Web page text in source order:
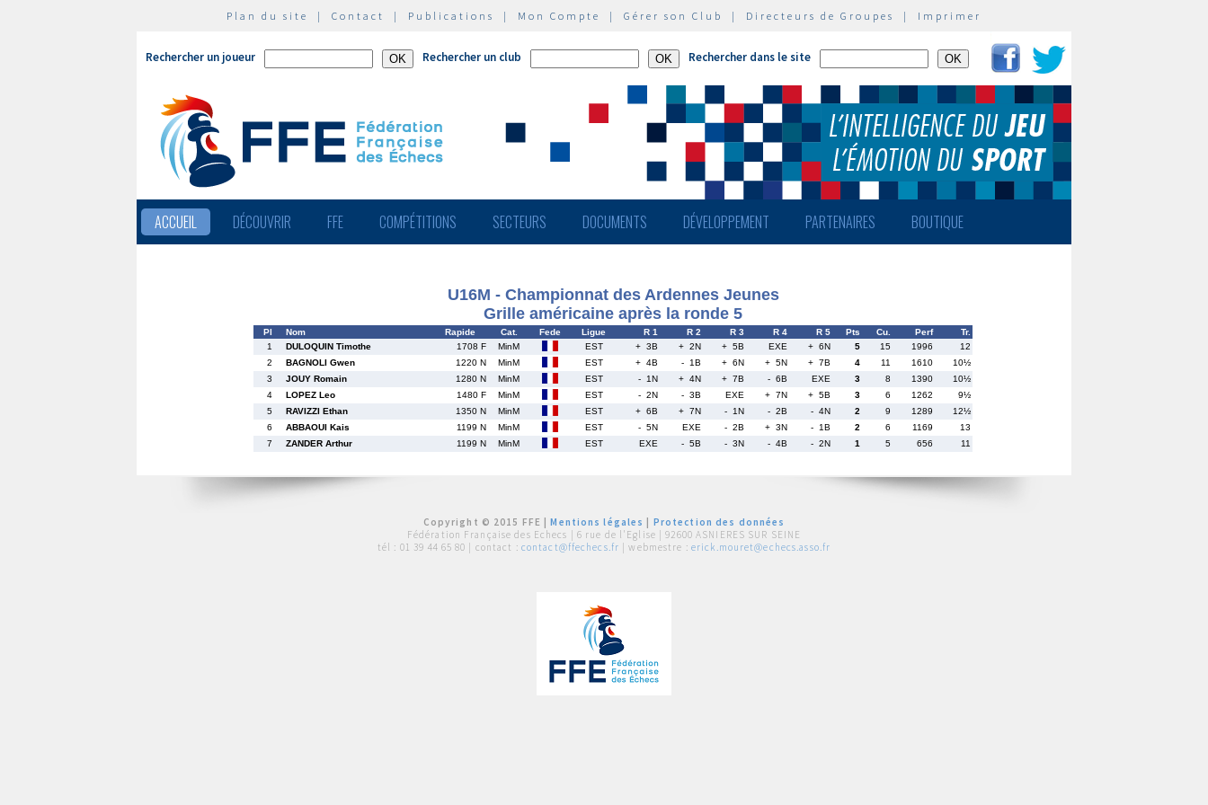
Plan du site | Contact | Publications | Mon Compte | Gérer son Club | Directeurs de Groupes | Imprimer
Rechercher un joueur Rechercher un club Rechercher dans le site
ACCUEIL DÉCOUVRIR FFE COMPÉTITIONS SECTEURS DOCUMENTS DÉVELOPPEMENT PARTENAIRES BOUTIQUE
U16M - Championnat des Ardennes Jeunes
Grille américaine après la ronde 5
Pl Nom Rapide Cat. Fede Ligue R 1 R 2 R 3 R 4 R 5 Pts Cu. Perf
Tr.
1
DULOQUIN Timothe 1708 F MinM EST + 3B + 2N + 5B EXE + 6N 5 15 1996
12
2
BAGNOLI Gwen 1220 N MinM EST + 4B - 1B + 6N + 5N + 7B 4 11 1610
10½
3
JOUY Romain 1280 N MinM EST - 1N + 4N + 7B - 6B EXE 3 8 1390
10½
4
LOPEZ Leo 1480 F MinM EST - 2N - 3B EXE + 7N + 5B 3 6 1262
9½
5
RAVIZZI Ethan 1350 N MinM EST + 6B + 7N - 1N - 2B - 4N 2 9 1289
12½
6
ABBAOUI Kais 1199 N MinM EST - 5N EXE - 2B + 3N - 1B 2 6 1169
13
7
ZANDER Arthur 1199 N MinM EST EXE - 5B - 3N - 4B - 2N 1 5 656 11
Copyright © 2015 FFE |Mentions légales
Protection des données
Fédération Française des Echecs | 6 rue de l'Eglise | 92600 ASNIERES SUR SEINE
tél : 01 39 44 65 80 | contact : contact@ffechecs.fr | webmestre : erick.mouret@echecs.asso.fr